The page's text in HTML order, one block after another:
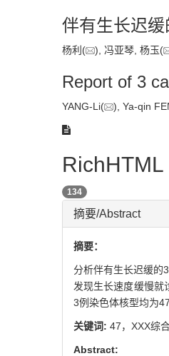
伴有生长迟
杨利( ), 冯亚琴, 杨玉(
Report of 3
YANG-Li( ), Ya-qin
RichHTML
134
摘要/Abstract
摘要：
分析伴有生长迟缓的
发现生长速度缓慢就
3例染色体核型均为
关键词: 47，XXX综
Abstract: